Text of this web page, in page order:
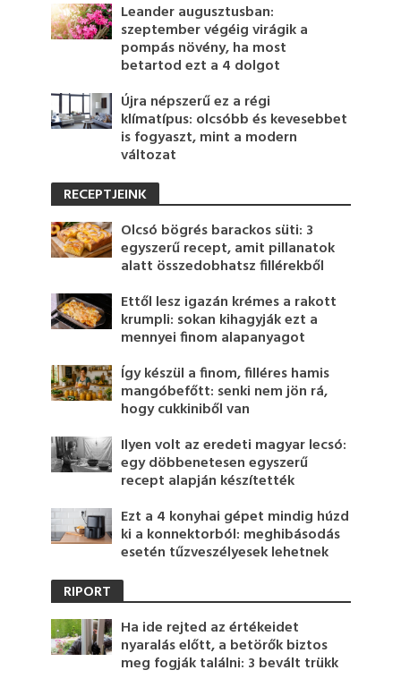
Leander augusztusban:
szeptember végéig virágik a
pompás növény, ha most
betartod ezt a 4 dolgot
Újra népszerű ez a régi
klímatípus: olcsóbb és kevesebbet
is fogyaszt, mint a modern
változat
RECEPTJEINK
Olcsó bögrés barackos süti: 3
egyszerű recept, amit pillanatok
alatt összedobhatsz fillérekből
Ettől lesz igazán krémes a rakott
krumpli: sokan kihagyják ezt a
mennyei finom alapanyagot
Így készül a finom, filléres hamis
mangóbefőtt: senki nem jön rá,
hogy cukkiniből van
Ilyen volt az eredeti magyar lecsó:
egy döbbenetesen egyszerű
recept alapján készítették
Ezt a 4 konyhai gépet mindig húzd
ki a konnektorból: meghibásodás
esetén tűzveszélyesek lehetnek
RIPORT
Ha ide rejted az értékeidet
nyaralás előtt, a betörők biztos
meg fogják találni: 3 bevált trükk